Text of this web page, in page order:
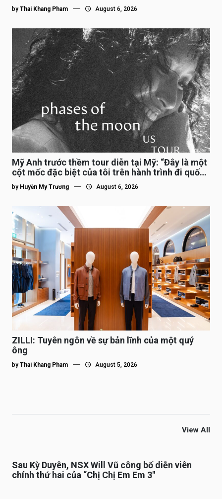
by Thai Khang Pham August 6, 2026
Mỹ Anh trước thềm tour diễn tại Mỹ: “Đây là một
cột mốc đặc biệt của tôi trên hành trình đi quốc
tế”
by Huyền My Trương August 6, 2026
ZILLI: Tuyên ngôn về sự bản lĩnh của một quý
ông
by Thai Khang Pham August 5, 2026
View All
Sau Kỳ Duyên, NSX Will Vũ công bố diễn viên
chính thứ hai của “Chị Chị Em Em 3″